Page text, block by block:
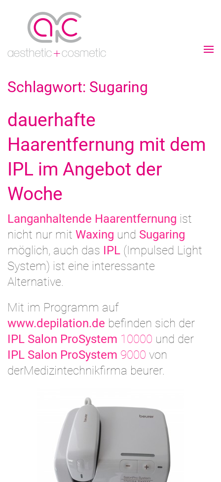
Schlagwort: Sugaring
dauerhafte
Haarentfernung mit dem
IPL im Angebot der
Woche
Langanhaltende Haarentfernung ist
nicht nur mit Waxing und Sugaring
möglich, auch das IPL (Impulsed Light
System) ist eine interessante
Alternative.
Mit im Programm auf
www.depilation.de befinden sich der
IPL Salon ProSystem 10000 und der
IPL Salon ProSystem 9000 von
derMedizintechnikfirma beurer.